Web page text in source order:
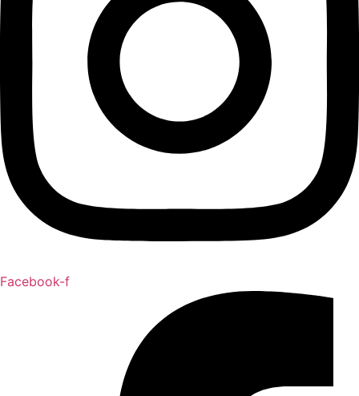
Facebook-f